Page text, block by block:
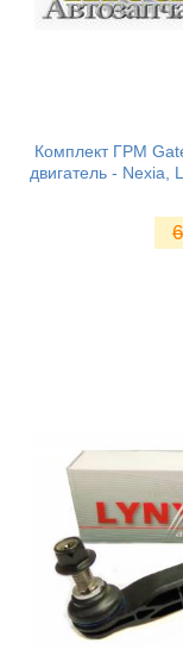
Комплект ГРМ
двигатель - Nexia,